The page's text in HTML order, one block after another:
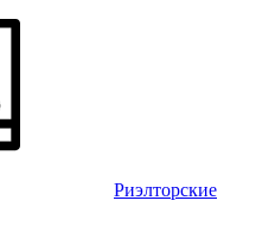
Риэлторские